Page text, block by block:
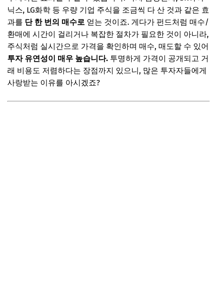
2. 분산 투자의 핵심, 포트폴리오 구성 원칙
3. 주기적인 리밸런싱의 중요성
4. ‘시간 분산’의 마법, 분할 매수/매도 전략
📌 지금 뜨는 꿀정보! 놓치지 마세요
추가할인 코드 WRVE6
실전! ETF 매수 및 매도 방법
닉스, LG화학 등 우량 기업 주식을 조금씩 다 산 것과 같은 효
과를 단 한 번의 매수로 얻는 것이죠. 게다가 펀드처럼 매수/
환매에 시간이 걸리거나 복잡한 절차가 필요한 것이 아니라,
주식처럼 실시간으로 가격을 확인하며 매수, 매도할 수 있어
투자 유연성이 매우 높습니다. 투명하게 가격이 공개되고 거
래 비용도 저렴하다는 장점까지 있으니, 많은 투자자들에게
사랑받는 이유를 아시겠죠?